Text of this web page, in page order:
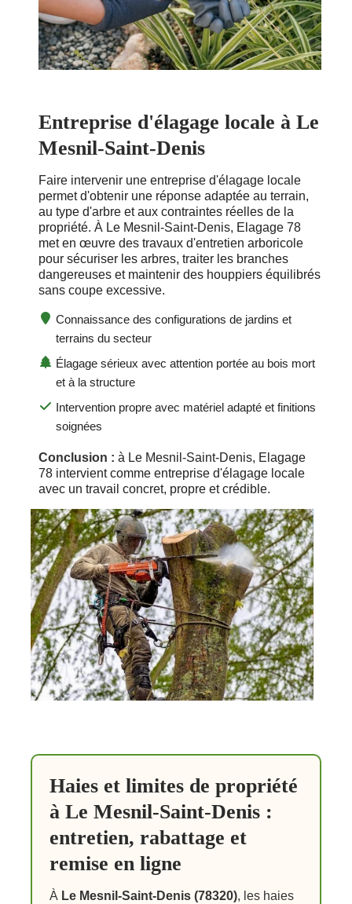
Entreprise d'élagage locale à Le
Mesnil-Saint-Denis
Faire intervenir une entreprise d'élagage locale
permet d'obtenir une réponse adaptée au terrain,
au type d'arbre et aux contraintes réelles de la
propriété. À Le Mesnil-Saint-Denis, Elagage 78
met en œuvre des travaux d'entretien arboricole
pour sécuriser les arbres, traiter les branches
dangereuses et maintenir des houppiers équilibrés
sans coupe excessive.
Connaissance des configurations de jardins et
terrains du secteur
Élagage sérieux avec attention portée au bois mort
et à la structure
Intervention propre avec matériel adapté et finitions
soignées
Conclusion : à Le Mesnil-Saint-Denis, Elagage
78 intervient comme entreprise d'élagage locale
avec un travail concret, propre et crédible.
Haies et limites de propriété
à Le Mesnil-Saint-Denis :
entretien, rabattage et
remise en ligne
À Le Mesnil-Saint-Denis (78320), les haies